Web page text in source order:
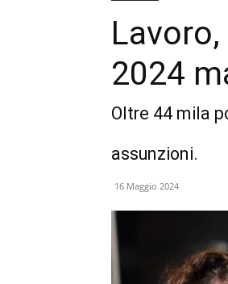
2024
Oltre 44 mila
assunzioni.
16 Maggio 2024